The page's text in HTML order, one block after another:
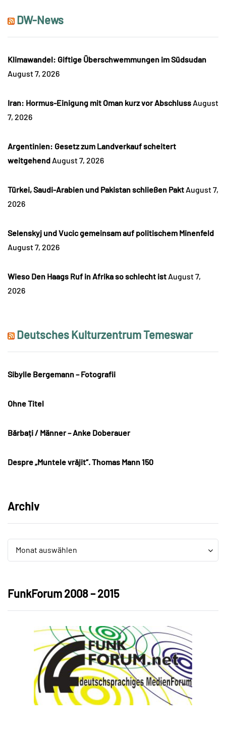
DW-News
Klimawandel: Giftige Überschwemmungen im Südsudan
August 7, 2026
Iran: Hormus-Einigung mit Oman kurz vor Abschluss August
7, 2026
Argentinien: Gesetz zum Landverkauf scheitert
weitgehend August 7, 2026
Türkei, Saudi-Arabien und Pakistan schließen Pakt August 7,
2026
Selenskyj und Vucic gemeinsam auf politischem Minenfeld
August 7, 2026
Wieso Den Haags Ruf in Afrika so schlecht ist August 7,
2026
Deutsches Kulturzentrum Temeswar
Sibylle Bergemann – Fotografii
Ohne Titel
Bărbați / Männer – Anke Doberauer
Despre „Muntele vrăjit“. Thomas Mann 150
Archiv
Archiv
Monat auswählen
Archiv
FunkForum 2008 – 2015